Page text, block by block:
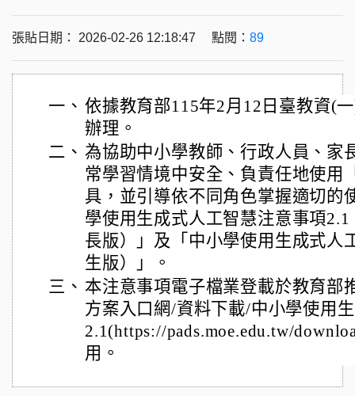
張貼日期： 2026-02-26 12:18:47 點閱： 89
一、 依據教育部115年2月12日臺教資(
辦理。
二、 為協助中小學教師、行政人員、家
常學習情境中安全、負責任地使用
具，並引導依不同角色掌握適切的
學使用生成式人工智慧注意事項
長版）」及「中小學使用生成式人
生版）」。
三、 本注意事項電子檔業登載於教育部
方案入口網/資料下載/中小學使用
2.1(https://pads.moe.edu.tw/
用。